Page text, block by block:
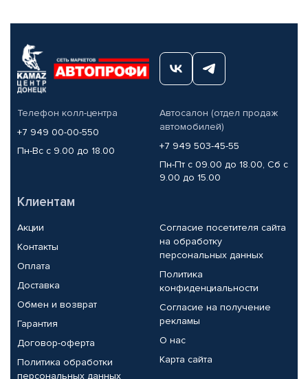
Телефон колл-центра
+7 949 00-00-550
Пн-Вс с 9.00 до 18.00
Автосалон (отдел продаж
автомобилей)
+7 949 503-45-55
Пн-Пт с 09.00 до 18.00, Сб с
9.00 до 15.00
Клиентам
Акции
Контакты
Оплата
Доставка
Обмен и возврат
Гарантия
Договор-оферта
Политика обработки
персональных данных
Согласие посетителя сайта
на обработку
персональных данных
Политика
конфиденциальности
Согласие на получение
рекламы
О нас
Карта сайта